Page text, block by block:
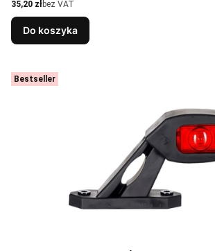
Cena
35,20 złbez VAT
Do koszyka
Bestseller